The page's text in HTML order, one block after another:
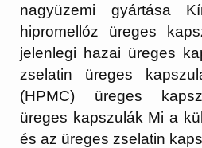
nagyüzemi gyártása
hipromellóz üreges
jelenlegi hazai üreges
zselatin üreges
(HPMC) üreges
üreges kapszulák Mi a
és az üreges zselatin